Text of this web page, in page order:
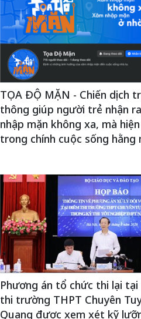
TỌA ĐỘ MẶN - Chiến dịch
thông giúp người trẻ nhận
nhập mặn không xa, mà
trong chính cuộc sống hằng
Phương án tổ chức thi lại
thi trường THPT Chuyên
Quang được xem xét kỹ